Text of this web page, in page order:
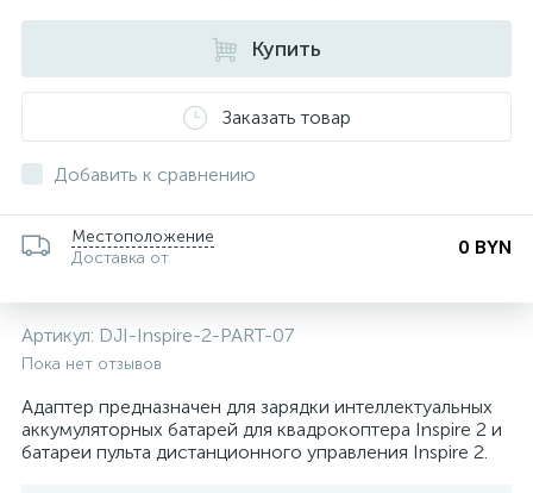
Купить
Заказать товар
Добавить к сравнению
Местоположение
Доставка от
0 BYN
Артикул: DJI-Inspire-2-PART-07
Пока нет отзывов
Адаптер предназначен для зарядки интеллектуальных
аккумуляторных батарей для квадрокоптера Inspire 2 и
батареи пульта дистанционного управления Inspire 2.